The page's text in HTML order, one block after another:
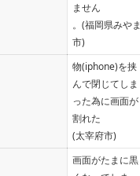
ません
。(福岡県みやま
市)
物(iphone)を挟
んで閉じてしま
った為に画面が
割れた
(太宰府市)
画面がたまに黒